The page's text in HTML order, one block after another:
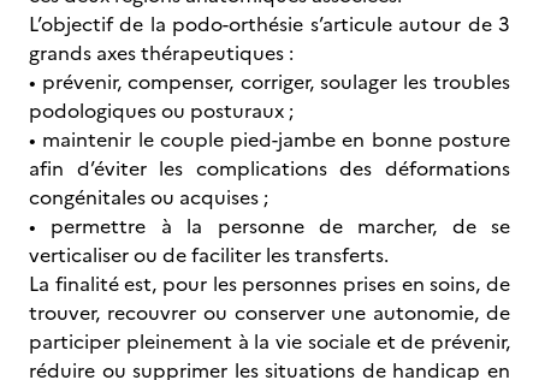
L’objectif de la podo-orthésie s’articule autour de 3
grands axes thérapeutiques :
• prévenir, compenser, corriger, soulager les troubles
podologiques ou posturaux ;
• maintenir le couple pied-jambe en bonne posture
afin d’éviter les complications des déformations
congénitales ou acquises ;
• permettre à la personne de marcher, de se
verticaliser ou de faciliter les transferts.
La finalité est, pour les personnes prises en soins, de
trouver, recouvrer ou conserver une autonomie, de
participer pleinement à la vie sociale et de prévenir,
réduire ou supprimer les situations de handicap en